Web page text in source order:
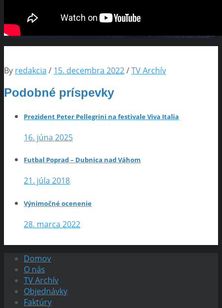
By redakcia / 15. decembra 2022/TV Archív
Podobné príspevky
Prezident Peter Pellegrini na festivale Viva Italia
16. júna 2025
Futbal Poprad – Dubnica nad Váhom
21. júla 2018
Výnimočné ocenenie
28. marca 2022
Domov
O nás
TV Archív
Objednávky
Faktúry